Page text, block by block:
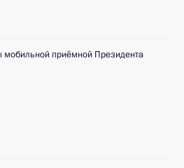
мобильной приёмной Президента